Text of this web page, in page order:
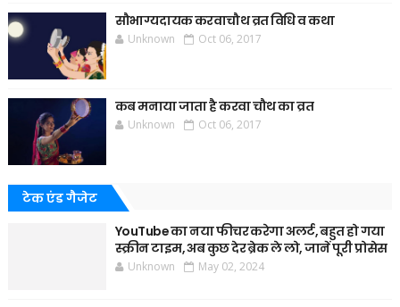
सौभाग्यदायक करवाचौथ व्रत विधि व कथा
Unknown Oct 06, 2017
कब मनाया जाता है करवा चौथ का व्रत
Unknown Oct 06, 2017
टेक एंड गैजेट
YouTube का नया फीचर करेगा अलर्ट, बहुत हो गया
स्क्रीन टाइम, अब कुछ देर ब्रेक ले लो, जानें पूरी प्रोसेस
Unknown May 02, 2024